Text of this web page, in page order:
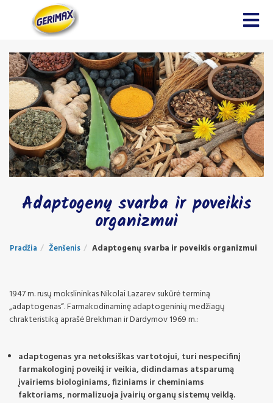
Adaptogenų svarba ir poveikis
organizmui
Pradžia Ženšenis Adaptogenų svarba ir poveikis organizmui
1947 m. rusų mokslininkas Nikolai Lazarev sukūrė terminą
„adaptogenas“. Farmakodinaminę adaptogeninių medžiagų
chrakteristiką aprašė Brekhman ir Dardymov 1969 m.:
adaptogenas yra netoksiškas vartotojui, turi nespecifinį
farmakologinį poveikį ir veikia, didindamas atsparumą
įvairiems biologiniams, fiziniams ir cheminiams
faktoriams, normalizuoja įvairių organų sistemų veiklą.